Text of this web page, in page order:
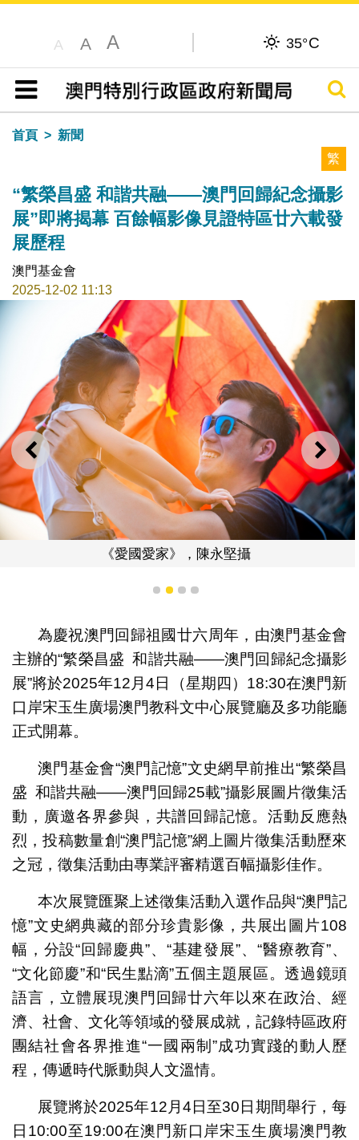
A A A 35°C
目錄
搜尋
首頁
新聞
繁
“繁榮昌盛 和諧共融——澳門回歸紀念攝影
展”即將揭幕 百餘幅影像見證特區廿六載發
展歷程
澳門基金會
2025-12-02 11:13
上一則 下一
《愛國愛家》，陳永堅攝
1 2 3 4
為慶祝澳門回歸祖國廿六周年，由澳門基金會
主辦的“繁榮昌盛 和諧共融——澳門回歸紀念攝影
展”將於2025年12月4日（星期四）18:30在澳門新
口岸宋玉生廣場澳門教科文中心展覽廳及多功能廳
正式開幕。
澳門基金會“澳門記憶”文史網早前推出“繁榮昌
盛 和諧共融——澳門回歸25載”攝影展圖片徵集活
動，廣邀各界參與，共譜回歸記憶。活動反應熱
烈，投稿數量創“澳門記憶”網上圖片徵集活動歷來
之冠，徵集活動由專業評審精選百幅攝影佳作。
本次展覽匯聚上述徵集活動入選作品與“澳門記
憶”文史網典藏的部分珍貴影像，共展出圖片108
幅，分設“回歸慶典”、“基建發展”、“醫療教育”、
“文化節慶”和“民生點滴”五個主題展區。透過鏡頭
語言，立體展現澳門回歸廿六年以來在政治、經
濟、社會、文化等領域的發展成就，記錄特區政府
團結社會各界推進“一國兩制”成功實踐的動人歷
程，傳遞時代脈動與人文溫情。
展覽將於2025年12月4日至30日期間舉行，每
日10:00至19:00在澳門新口岸宋玉生廣場澳門教